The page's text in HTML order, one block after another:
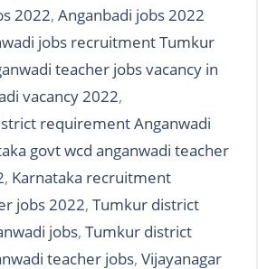
2022,Anganbadi jobs 2022
jobs recruitment Tumkur
teacher jobs vacancy in
vacancy 2022,
requirement Anganwadi
govt wcd anganwadi teacher
, Karnataka recruitment
jobs 2022, Tumkur district
jobs, Tumkur district
teacher jobs, Vijayanagar